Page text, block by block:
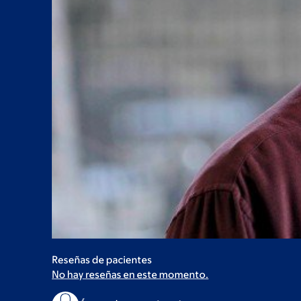
Reseñas de pacientes
No hay reseñas en este momento.